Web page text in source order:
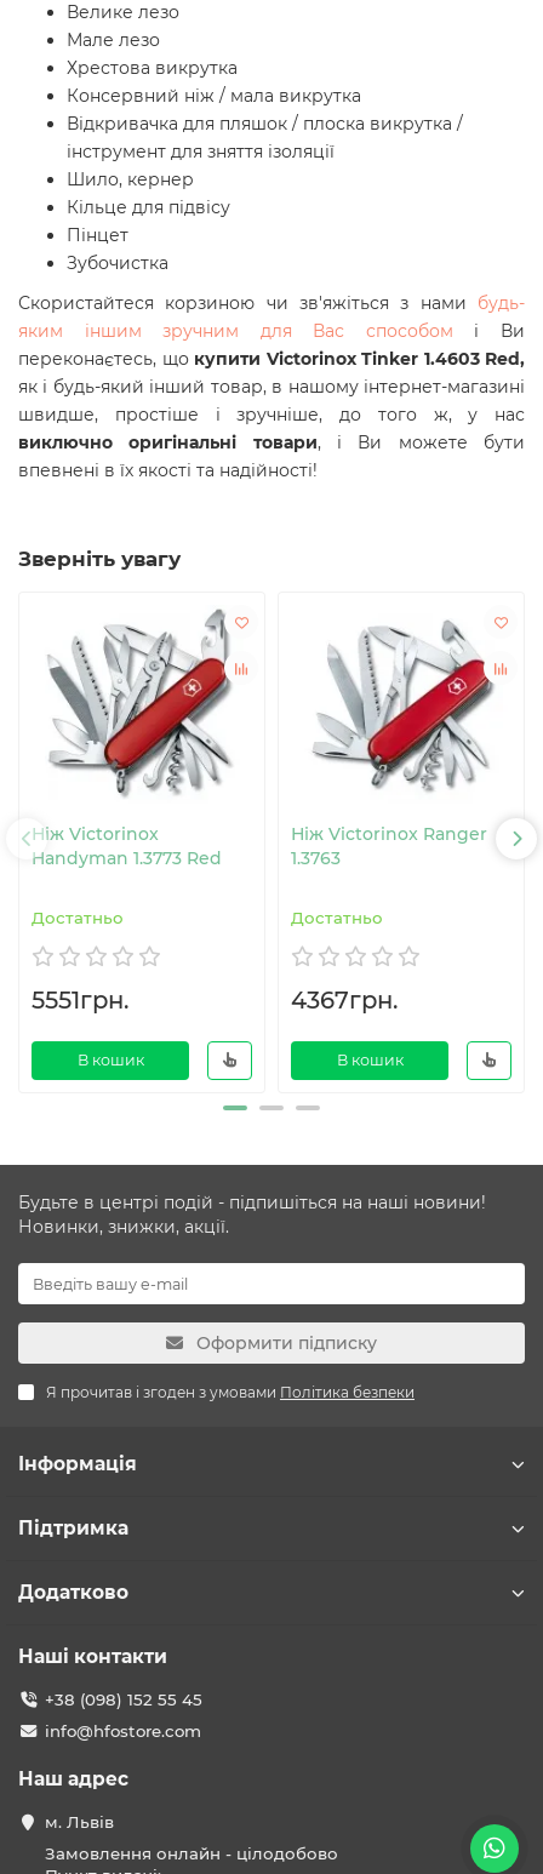
Велике лезо
Мале лезо
Хрестова викрутка
Консервний ніж / мала викрутка
Відкривачка для пляшок / плоска викрутка /
інструмент для зняття ізоляції
Шило, кернер
Кільце для підвісу
Пінцет
Зубочистка
Скористайтеся корзиною чи зв'яжіться з нами будь-
яким іншим зручним для Вас способом і Ви
переконаєтесь, що купити Victorinox Tinker 1.4603 Red,
як і будь-який інший товар, в нашому інтернет-магазині
швидше, простіше і зручніше, до того ж, у нас
виключно оригінальні товари, і Ви можете бути
впевнені в їх якості та надійності!
Зверніть увагу
Ніж Victorinox
Handyman 1.3773 Red
Достатньо
5551грн.
В кошик
Ніж Victorinox Ranger
1.3763
Достатньо
4367грн.
В кошик
Будьте в центрі подій - підпишіться на наші новини!
Новинки, знижки, акції.
Оформити підписку
Я прочитав і згоден з умовами Політика безпеки
Інформація
Підтримка
Додатково
Наші контакти
+38 (098) 152 55 45
info@hfostore.com
Наш адрес
м. Львів
Замовлення онлайн - цілодобово